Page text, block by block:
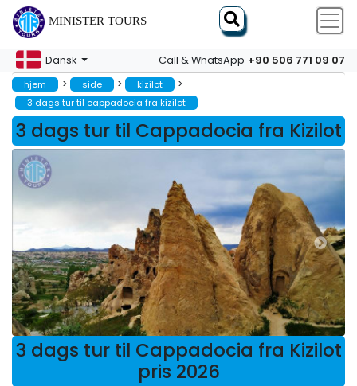
MINISTER TOURS
Dansk Call & WhatsApp +90 506 771 09 07
hjem > side > kizilot >
3 dags tur til cappadocia fra kizilot
3 dags tur til Cappadocia fra Kizilot
3 dags tur til Cappadocia fra Kizilot
pris 2026